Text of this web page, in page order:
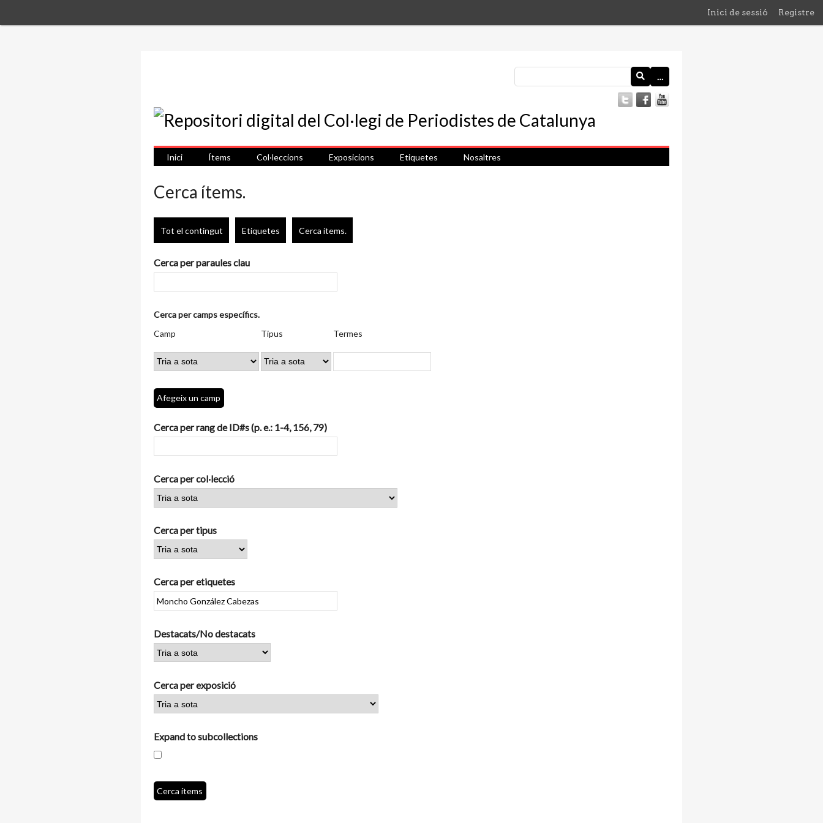
Inici de sessió Registre
…
Inici Ítems Col·leccions Exposicions Etiquetes Nosaltres
Cerca ítems.
Tot el contingut Etiquetes Cerca ítems.
Cerca per paraules clau
Nombre
files
a
"Cerca
camps
específics.":
Cerca per camps específics.
de
cerca
de
cerca
de
cerca
Joiner
Camp Tipus Termes
Afegeix un camp
Cerca per rang de ID#s (p. e.: 1-4, 156, 79)
Cerca per col·lecció
Cerca per tipus
Cerca per etiquetes
Destacats/No destacats
Cerca per exposició
Expand to subcollections